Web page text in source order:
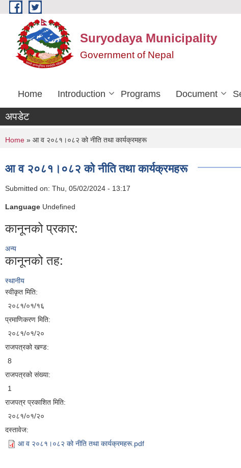
Skip to main content
Suryodaya Municipality
Government of Nepal
Home Introduction Programs Document
अपडेट
You are here
Home » आ व २०८१।०८२ को नीति तथा कार्यक्रमहरू
आ व २०८१।०८२ को नीति तथा कार्यक्रमहरू
Submitted on: Thu, 05/02/2024 - 13:17
Language Undefined
कानूनको प्रकार:
अन्य
कानूनको तह:
स्थानीय
स्वीकृत मिति:
२०८१/०१/१६
प्रमाणिकरण मिति:
२०८१/०१/२०
राजपत्रको खण्ड:
8
राजपत्रको संख्या:
1
राजपत्र प्रकाशित मिति:
२०८१/०१/२०
दस्तावेज:
आ व २०८१।०८२ को नीति तथा कार्यक्रमहरू.pdf